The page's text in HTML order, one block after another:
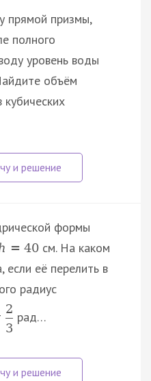
прямой призмы,
полного
уровень воды
объём
формы
= 40 см. На каком
если её перелить в
радиус
2
3
рад…